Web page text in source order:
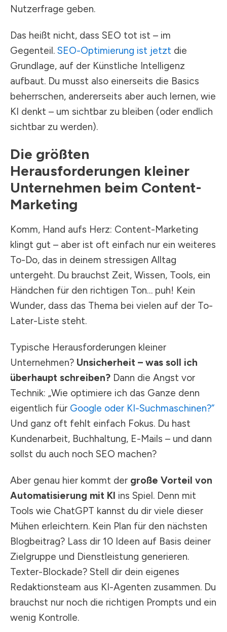
Nutzerfrage geben.
Das heißt nicht, dass SEO tot ist – im
Gegenteil. SEO-Optimierung ist jetzt die
Grundlage, auf der Künstliche Intelligenz
aufbaut. Du musst also einerseits die Basics
beherrschen, andererseits aber auch lernen, wie
KI denkt – um sichtbar zu bleiben (oder endlich
sichtbar zu werden).
Die größten
Herausforderungen kleiner
Unternehmen beim Content-
Marketing
Komm, Hand aufs Herz: Content-Marketing
klingt gut – aber ist oft einfach nur ein weiteres
To-Do, das in deinem stressigen Alltag
untergeht. Du brauchst Zeit, Wissen, Tools, ein
Händchen für den richtigen Ton… puh! Kein
Wunder, dass das Thema bei vielen auf der To-
Later-Liste steht.
Typische Herausforderungen kleiner
Unternehmen? Unsicherheit – was soll ich
überhaupt schreiben? Dann die Angst vor
Technik: „Wie optimiere ich das Ganze denn
eigentlich für Google oder KI-Suchmaschinen?“
Und ganz oft fehlt einfach Fokus. Du hast
Kundenarbeit, Buchhaltung, E-Mails – und dann
sollst du auch noch SEO machen?
Aber genau hier kommt der große Vorteil von
Automatisierung mit KI ins Spiel. Denn mit
Tools wie ChatGPT kannst du dir viele dieser
Mühen erleichtern. Kein Plan für den nächsten
Blogbeitrag? Lass dir 10 Ideen auf Basis deiner
Zielgruppe und Dienstleistung generieren.
Texter-Blockade? Stell dir dein eigenes
Redaktionsteam aus KI-Agenten zusammen. Du
brauchst nur noch die richtigen Prompts und ein
wenig Kontrolle.